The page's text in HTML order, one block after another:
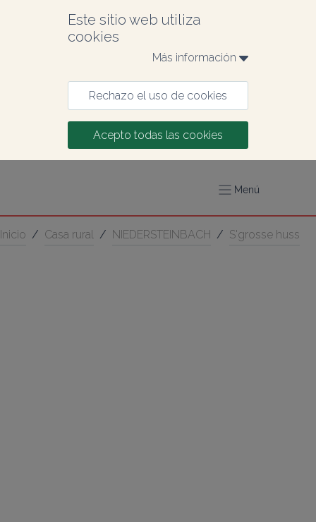
Este sitio web utiliza
cookies
Más información
Rechazo el uso de cookies
Acepto todas las cookies
Menú
Inicio / Casa rural / NIEDERSTEINBACH / S'grosse huss